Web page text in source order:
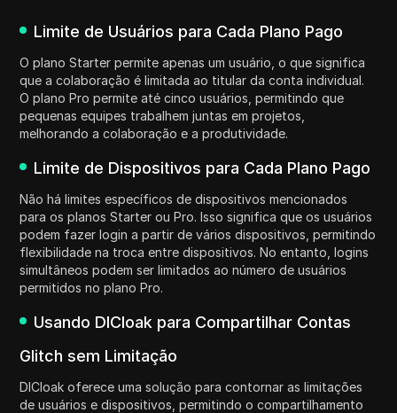
Limite de Usuários para Cada Plano Pago
O plano Starter permite apenas um usuário, o que significa
que a colaboração é limitada ao titular da conta individual.
O plano Pro permite até cinco usuários, permitindo que
pequenas equipes trabalhem juntas em projetos,
melhorando a colaboração e a produtividade.
Limite de Dispositivos para Cada Plano Pago
Não há limites específicos de dispositivos mencionados
para os planos Starter ou Pro. Isso significa que os usuários
podem fazer login a partir de vários dispositivos, permitindo
flexibilidade na troca entre dispositivos. No entanto, logins
simultâneos podem ser limitados ao número de usuários
permitidos no plano Pro.
Usando DICloak para Compartilhar Contas
Glitch sem Limitação
DICloak oferece uma solução para contornar as limitações
de usuários e dispositivos, permitindo o compartilhamento